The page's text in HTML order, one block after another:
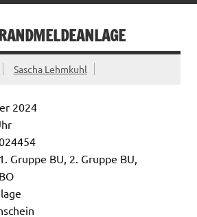
Sascha Lehmkuhl
2024
1. Gruppe BU, 2. Gruppe BU,